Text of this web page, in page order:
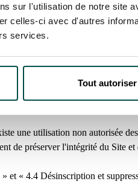
sur l'utilisation de notre site
celles-ci avec d'autres
services.
Tout autoriser
passe), ainsi que de toute
sécurité de ses moyens
une utilisation non autorisée
de préserver l'intégrité du Site et
et « 4.4 Désinscription et